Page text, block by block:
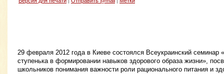
29 февраля 2012 года в Киеве состоялся Всеукраинский семинар
ступенька в формировании навыков здорового образа жизни»,
школьников понимания важности роли рационального питания и